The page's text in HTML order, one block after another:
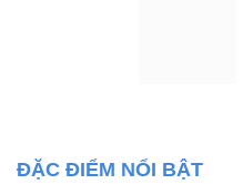
ĐẶC ĐIỂM NỔI BẬT